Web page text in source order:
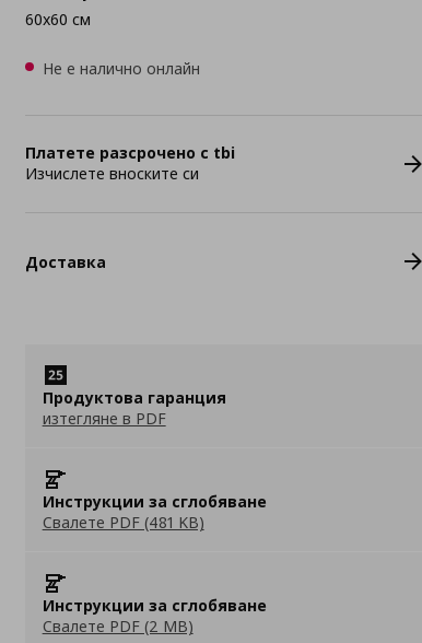
60x60 см
Не е налично онлайн
Платете разсрочено с tbi
Изчислете вноските си
Доставка
Продуктова гаранция
изтегляне в PDF
Инструкции за сглобяване
Свалете PDF (481 KB)
Инструкции за сглобяване
Свалете PDF (2 MB)